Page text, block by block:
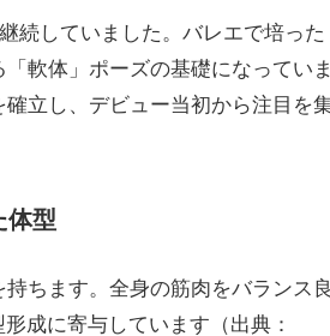
続していました。バレエで培った
軟体」ポーズの基礎になっていま
立し、デビュー当初から注目を
体型
ちます。全身の筋肉をバランス良
成に寄与しています（出典：